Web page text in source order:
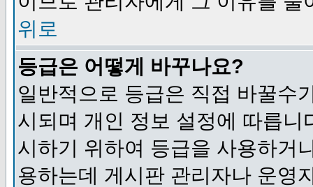
위로
등급은 어떻게 바꾸나요?
일반적으로 등급은 직접 바꿀수
시되며 개인 정보 설정에 따릅
시하기 위하여 등급을 사용하거
용하는데 게시판 관리자나 운영